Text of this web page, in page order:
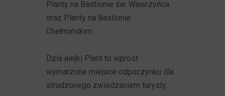
Planty na Bastionie św. Wawrzyńca
oraz Planty na Bastionie
Chełmińskim.
Dziś alejki Plant to wprost
wymarzone miejsce odpoczynku dla
strudzonego zwiedzaniem turysty.